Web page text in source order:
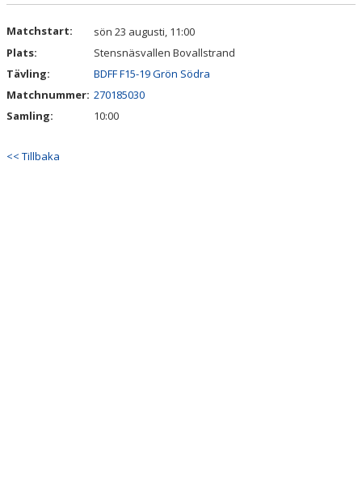
TRUPPEN
BILDGALLERI
Matchstart:
sön 23 augusti, 11:00
Plats:
Stensnäsvallen Bovallstrand
Tävling:
BDFF F15-19 Grön Södra
Matchnummer: 270185030
Samling:
10:00
<< Tillbaka